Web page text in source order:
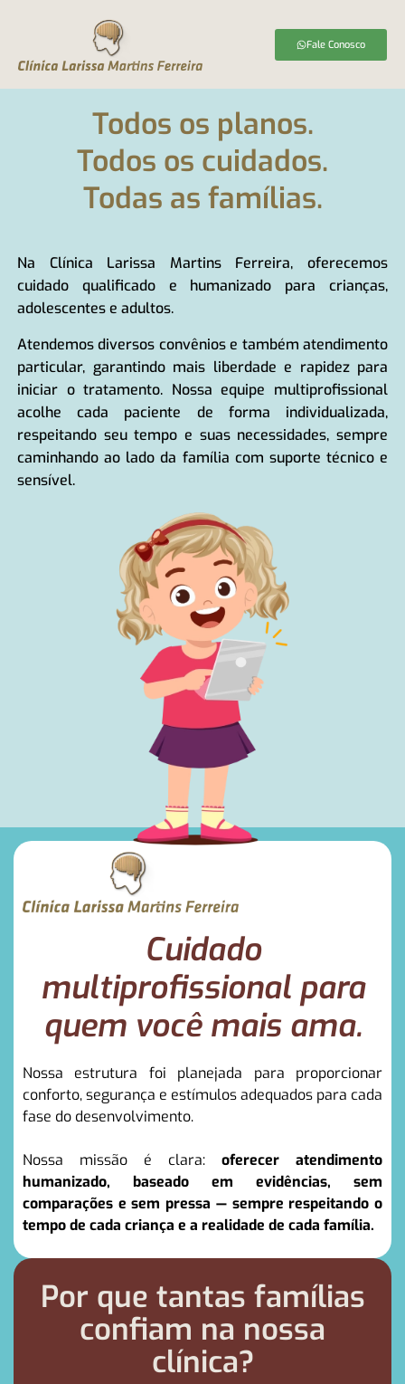
Fale Conosco
Todos os planos.
Todos os cuidados.
Todas as famílias.
Na Clínica Larissa Martins Ferreira, oferecemos
cuidado qualificado e humanizado para crianças,
adolescentes e adultos.
Atendemos diversos convênios e também atendimento
particular, garantindo mais liberdade e rapidez para
iniciar o tratamento. Nossa equipe multiprofissional
acolhe cada paciente de forma individualizada,
respeitando seu tempo e suas necessidades, sempre
caminhando ao lado da família com suporte técnico e
sensível.
Cuidado
multiprofissional para
quem você mais ama.
Nossa estrutura foi planejada para proporcionar
conforto, segurança e estímulos adequados para cada
fase do desenvolvimento.
Nossa missão é clara: oferecer atendimento
humanizado, baseado em evidências, sem
comparações e sem pressa — sempre respeitando o
tempo de cada criança e a realidade de cada família.
Por que tantas famílias
confiam na nossa
clínica?